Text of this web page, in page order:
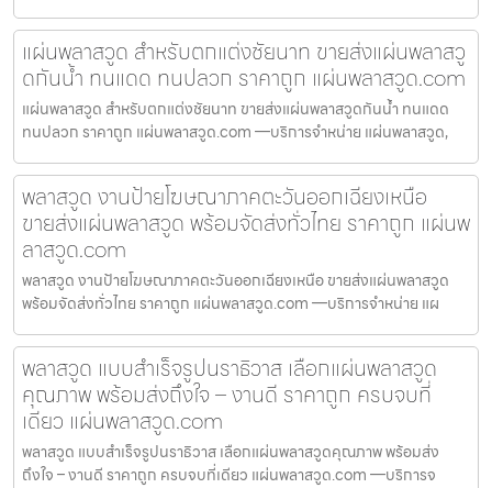
แผ่นพลาสวูด สำหรับตกแต่งชัยนาท ขายส่งแผ่นพลาสวู
ดกันน้ำ ทนแดด ทนปลวก ราคาถูก แผ่นพลาสวูด.com
แผ่นพลาสวูด สำหรับตกแต่งชัยนาท ขายส่งแผ่นพลาสวูดกันน้ำ ทนแดด
ทนปลวก ราคาถูก แผ่นพลาสวูด.com —บริการจำหน่าย แผ่นพลาสวูด,
พลาสวูด งานป้ายโฆษณาภาคตะวันออกเฉียงเหนือ
ขายส่งแผ่นพลาสวูด พร้อมจัดส่งทั่วไทย ราคาถูก แผ่นพ
ลาสวูด.com
พลาสวูด งานป้ายโฆษณาภาคตะวันออกเฉียงเหนือ ขายส่งแผ่นพลาสวูด
พร้อมจัดส่งทั่วไทย ราคาถูก แผ่นพลาสวูด.com —บริการจำหน่าย แผ
พลาสวูด แบบสำเร็จรูปนราธิวาส เลือกแผ่นพลาสวูด
คุณภาพ พร้อมส่งถึงใจ – งานดี ราคาถูก ครบจบที่
เดียว แผ่นพลาสวูด.com
พลาสวูด แบบสำเร็จรูปนราธิวาส เลือกแผ่นพลาสวูดคุณภาพ พร้อมส่ง
ถึงใจ – งานดี ราคาถูก ครบจบที่เดียว แผ่นพลาสวูด.com —บริการจ